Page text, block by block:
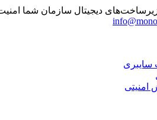
دیجیتال سازمان شما امنیت
سایبری
امنیتی